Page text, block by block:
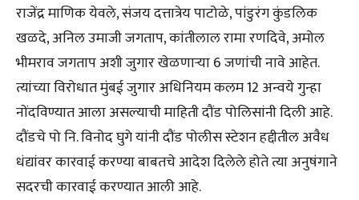
राजेंद्र माणिक येवले, संजय दत्तात्रेय पाटोळे, पांडुरंग कुंडलिक
खळदे, अनिल उमाजी जगताप, कांतीलाल रामा रणदिवे, अमोल
भीमराव जगताप अशी जुगार खेळणाऱ्या 6 जणांची नावे आहेत.
त्यांच्या विरोधात मुंबई जुगार अधिनियम कलम 12 अन्वये गुन्हा
नोंदविण्यात आला असल्याची माहिती दौंड पोलिसांनी दिली आहे.
दौंडचे पो नि. विनोद घुगे यांनी दौंड पोलीस स्टेशन हद्दीतील अवैध
धंद्यांवर कारवाई करण्या बाबतचे आदेश दिलेले होते त्या अनुषंगाने
सदरची कारवाई करण्यात आली आहे.